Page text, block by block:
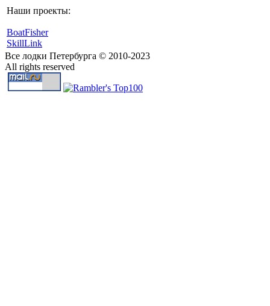
Наши проекты:
BoatFisher
SkillLink
Все лодки Петербурга © 2010-2023
All rights reserved